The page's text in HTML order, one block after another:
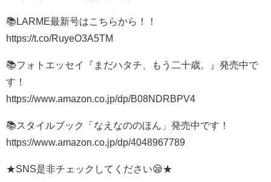
📚LARME最新号はこちらから！！
https://t.co/RuyeO3A5TM​​
📚フォトエッセイ『まだハタチ、もう二十歳。』発売中で
す！
https://www.amazon.co.jp/dp/B08NDRBPV4​​
📚スタイルブック「なえなののほん」発売中です！
https://www.amazon.co.jp/dp/4048967789​​​
★SNS是非チェックしてください😪★